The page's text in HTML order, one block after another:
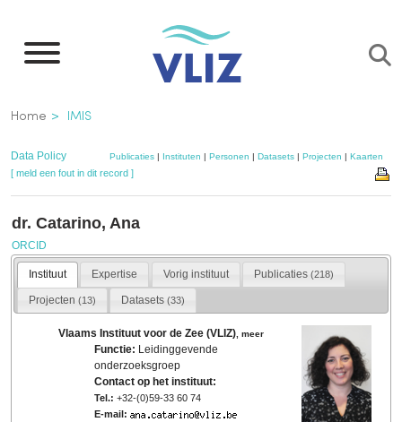
naar
inhoud
gaan
Kruimelpad
Home IMIS
Data Policy Publicaties| Instituten | Personen | Datasets| Projecten | Kaarten
[ meld een fout in dit record ]
dr. Catarino, Ana
ORCID
Instituut Expertise Vorig instituut Publicaties (218)
Projecten (13) Datasets(33)
Vlaams Instituut voor de Zee (VLIZ) ,meer
Functie: Leidinggevende
onderzoeksgroep
Contact op het instituut:
Tel.: +32-(0)59-33 60 74
E-mail: